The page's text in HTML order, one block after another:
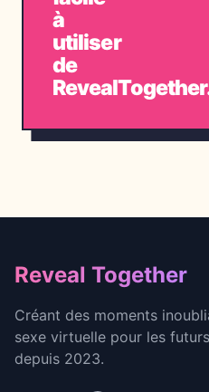
à
utiliser
de
Footer
Reveal Together
Créant des moments
sexe virtuelle pour les
depuis 2023.